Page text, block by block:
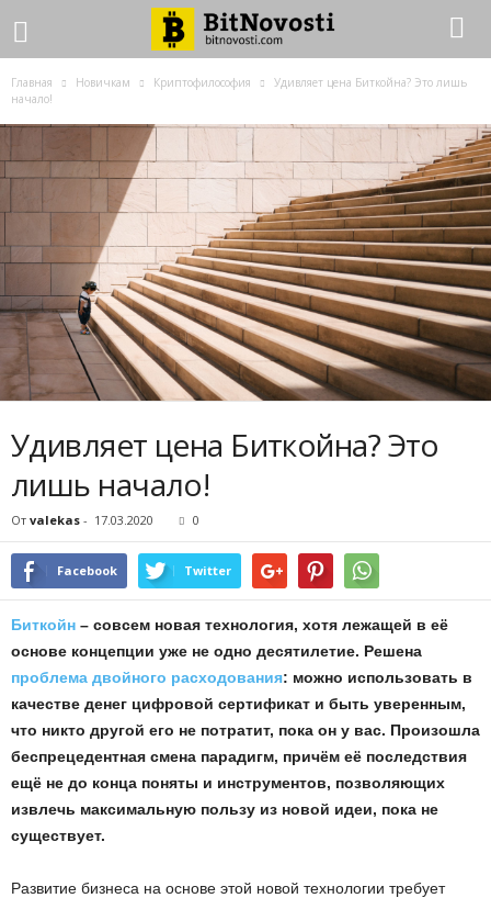
Главная Новичкам Криптофилософия
Удивляет цена Биткойна? Это лишь
начало!
Удивляет цена Биткойна? Это
лишь начало!
От valekas - 17.03.2020 0
Facebook Twitter
Биткойн – совсем новая технология, хотя лежащей в её
основе концепции уже не одно десятилетие. Решена
проблема двойного расходования: можно использовать в
качестве денег цифровой сертификат и быть уверенным,
что никто другой его не потратит, пока он у вас. Произошла
беспрецедентная смена парадигм, причём её последствия
ещё не до конца поняты и инструментов, позволяющих
извлечь максимальную пользу из новой идеи, пока не
существует.
Развитие бизнеса на основе этой новой технологии требует